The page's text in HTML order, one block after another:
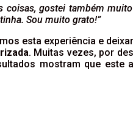
coisas, gostei também
Sou muito grato!”
esta experiência e
. Muitas vezes, por
mostram que